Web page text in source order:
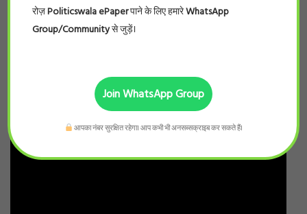
रोज़Politicswala ePaperपाने के लिए हमारेWhatsApp
Group/Communityसे जुड़ें।
Join WhatsApp Group
आपका नंबर सुरक्षित रहेगा। आप कभी भी अनसब्सक्राइब कर सकते हैं।